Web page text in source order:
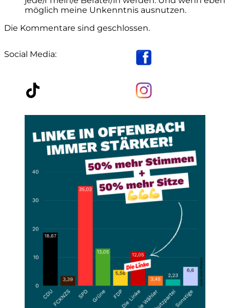
möglich meine Unkenntnis ausnutzen.
Die Kommentare sind geschlossen.
Social Media: